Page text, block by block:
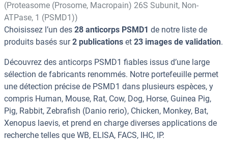
(Proteasome (Prosome, Macropain) 26S Subunit, Non-
ATPase, 1 (PSMD1))
Choisissez l’un des 28 anticorps PSMD1 de notre liste de
produits basés sur2 publications et 23 images de validation.
Découvrez des anticorps PSMD1 fiables issus d’une large
sélection de fabricants renommés. Notre portefeuille permet
une détection précise de PSMD1 dans plusieurs espèces, y
compris Human, Mouse, Rat, Cow, Dog, Horse, Guinea Pig,
Pig, Rabbit, Zebrafish (Danio rerio), Chicken, Monkey, Bat,
Xenopus laevis, et prend en charge diverses applications de
recherche telles que WB, ELISA, FACS, IHC, IP.